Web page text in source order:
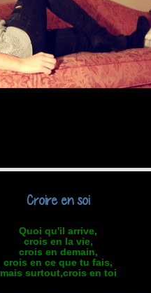
Croire en soi
Quoi qu'il arrive,
crois en la vie,
crois en demain,
crois en ce que tu fais,
mais surtout,crois en toi